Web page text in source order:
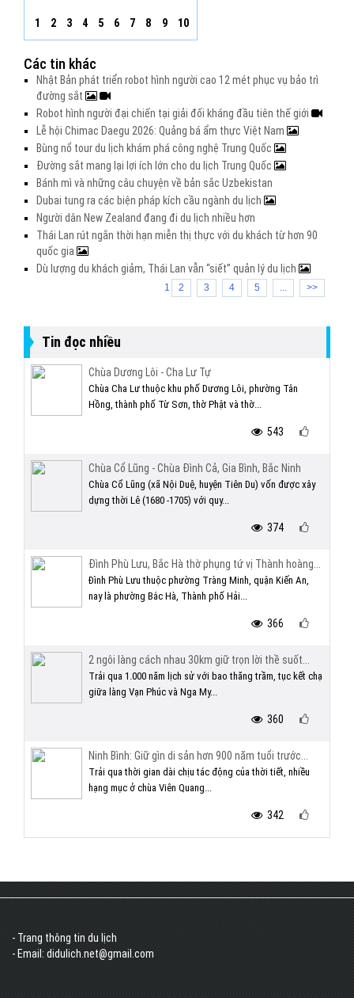
1 2 3 4 5 6 7 8 9 10
Các tin khác
Nhật Bản phát triển robot hình người cao 12 mét phục vụ bảo trì
đường sắt
Robot hình người đại chiến tại giải đối kháng đầu tiên thế giới
Lễ hội Chimac Daegu 2026: Quảng bá ẩm thực Việt Nam
Bùng nổ tour du lịch khám phá công nghệ Trung Quốc
Đường sắt mang lại lợi ích lớn cho du lịch Trung Quốc
Bánh mì và những câu chuyện về bản sắc Uzbekistan
Dubai tung ra các biện pháp kích cầu ngành du lịch
Người dân New Zealand đang đi du lịch nhiều hơn
Thái Lan rút ngắn thời hạn miễn thị thực với du khách từ hơn 90
quốc gia
Dù lượng du khách giảm, Thái Lan vẫn “siết” quản lý du lịch
1 2 3 4 5 ... >>
Tin đọc nhiều
Chùa Dương Lôi - Cha Lư Tự
Chùa Cha Lư thuộc khu phố Dương Lôi, phường Tân
Hồng, thành phố Từ Sơn, thờ Phật và thờ...
543
Chùa Cổ Lũng - Chùa Đình Cả, Gia Bình, Bắc Ninh
Chùa Cổ Lũng (xã Nội Duệ, huyện Tiên Du) vốn được xây
dựng thời Lê (1680 -1705) với quy...
374
Đình Phù Lưu, Bắc Hà thờ phụng tứ vị Thành hoàng...
Đình Phù Lưu thuộc phường Tràng Minh, quận Kiến An,
nay là phường Bắc Hà, Thành phố Hải...
366
2 ngôi làng cách nhau 30km giữ trọn lời thề suốt...
Trải qua 1.000 năm lịch sử với bao thăng trầm, tục kết chạ
giữa làng Vạn Phúc và Nga My...
360
Ninh Bình: Giữ gìn di sản hơn 900 năm tuổi trước...
Trải qua thời gian dài chịu tác động của thời tiết, nhiều
hạng mục ở chùa Viên Quang...
342
- Trang thông tin du lịch
- Email: didulich.net@gmail.com